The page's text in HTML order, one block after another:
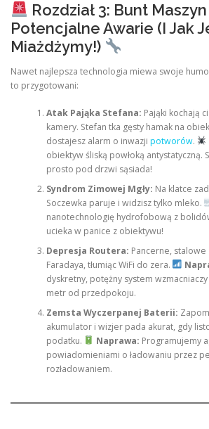
Rozdział 3: Bunt Maszyn
Potencjalne Awarie (I Jak
Miażdżymy!)
Nawet najlepsza technologia miewa swoje
to przygotowani:
Atak Pająka Stefana: Pająki kochają
kamery. Stefan tka gęsty hamak na
dostajesz alarm o inwazji potworów.
obiektyw śliską powłoką antystatyczną.
prosto pod drzwi sąsiada!
Syndrom Zimowej Mgły: Na klatce
Soczewka paruje i widzisz tylko mleko.
nanotechnologię hydrofobową z
ucieka w panice z obiektywu!
Depresja Routera: Pancerne, stalowe
Faradaya, tłumiąc WiFi do zera.
dyskretny, potężny system
metr od przedpokoju.
Zemsta Wyczerpanej Baterii:
akumulator i wizjer pada akurat, gdy
podatku.
Naprawa: Programujemy
powiadomieniami o ładowaniu przez
rozładowaniem.